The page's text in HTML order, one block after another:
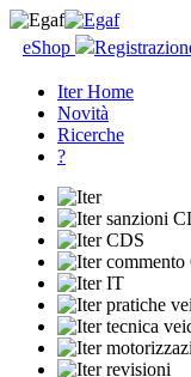
eShop
Iter Home
Novità
Ricerche
?